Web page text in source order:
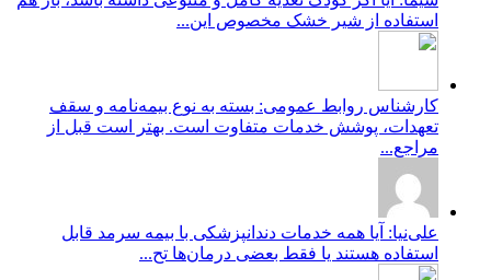
استفاده از شیر خشک مخصوص این...
کارشناس روابط عمومی: بسته به نوع بیمه‌نامه و سقف
تعهدات، پوشش خدمات متفاوت است. بهتر است قبل از
مراجع...
علی‌نیا: آیا همه خدمات دندانپزشکی با بیمه سرمد قابل
استفاده هستند یا فقط بعضی درمان‌ها تح...